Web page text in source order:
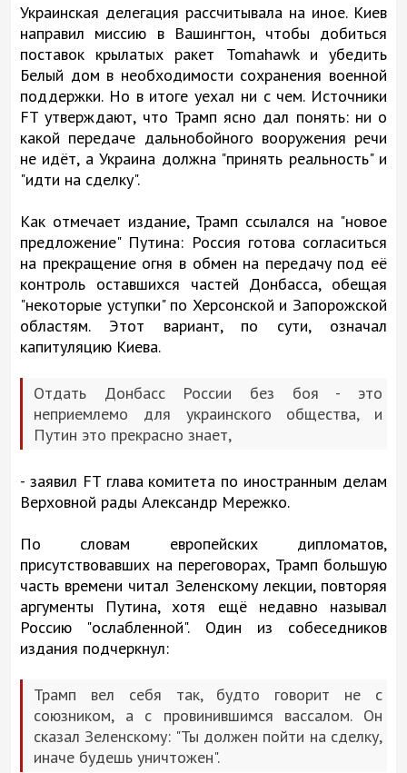
Украинская делегация рассчитывала на иное. Киев
направил миссию в Вашингтон, чтобы добиться
поставок крылатых ракет Tomahawk и убедить
Белый дом в необходимости сохранения военной
поддержки. Но в итоге уехал ни с чем. Источники
FT утверждают, что Трамп ясно дал понять: ни о
какой передаче дальнобойного вооружения речи
не идёт, а Украина должна "принять реальность" и
"идти на сделку".
Как отмечает издание, Трамп ссылался на "новое
предложение" Путина: Россия готова согласиться
на прекращение огня в обмен на передачу под её
контроль оставшихся частей Донбасса, обещая
"некоторые уступки" по Херсонской и Запорожской
областям. Этот вариант, по сути, означал
капитуляцию Киева.
Отдать Донбасс России без боя - это
неприемлемо для украинского общества, и
Путин это прекрасно знает,
- заявил FT глава комитета по иностранным делам
Верховной рады Александр Мережко.
По словам европейских дипломатов,
присутствовавших на переговорах, Трамп большую
часть времени читал Зеленскому лекции, повторяя
аргументы Путина, хотя ещё недавно называл
Россию "ослабленной". Один из собеседников
издания подчеркнул:
Трамп вел себя так, будто говорит не с
союзником, а с провинившимся вассалом. Он
сказал Зеленскому: "Ты должен пойти на сделку,
иначе будешь уничтожен".